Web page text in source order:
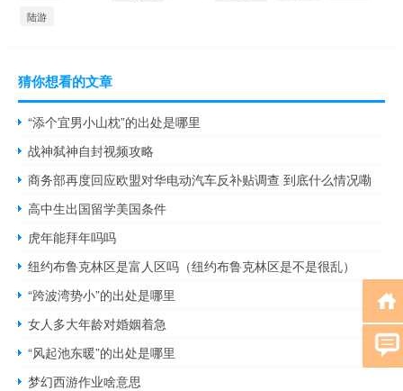
陆游
猜你想看的文章
“添个宜男小山枕”的出处是哪里
战神弑神自封视频攻略
商务部再度回应欧盟对华电动汽车反补贴调查 到底什么情况嘞
高中生出国留学美国条件
虎年能拜年吗吗
纽约布鲁克林区是富人区吗（纽约布鲁克林区是不是很乱）
“跨波湾势小”的出处是哪里
女人多大年龄对婚姻着急
“风起池东暖”的出处是哪里
梦幻西游作业啥意思